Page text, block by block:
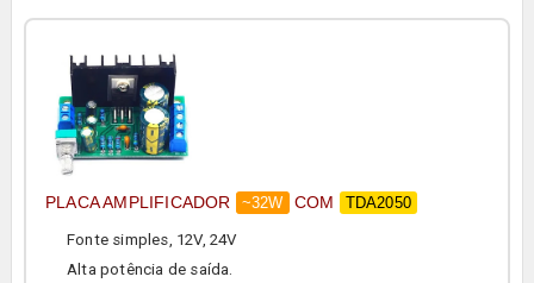
PLACA AMPLIFICADOR ~32W COM TDA2050
Fonte simples, 12V, 24V
Alta potência de saída.